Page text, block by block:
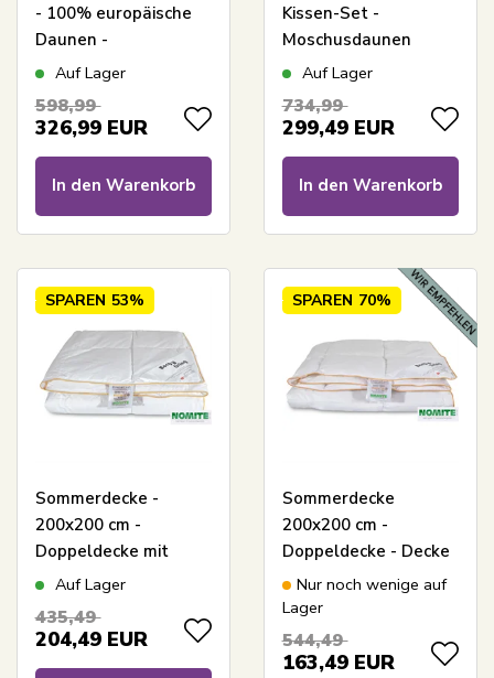
- 100% europäische
Daunen -
Winterdecke -
Dänemark
Auf Lager
598,99
326,99 EUR
In den Warenkorb
Kissen-Set -
Moschusdaunen
Sommerdecke -
200x200 cm + 2
Auf Lager
734,99
299,49 EUR
In den Warenkorb
SPAREN 53%
Sommerdecke -
200x200 cm -
Doppeldecke mit
100% Gänsedaunen -
Sommerdecke
Auf Lager
435,49
204,49 EUR
SPAREN 70%
Sommerdecke
200x200 cm -
Doppeldecke - Decke
mit Moschusdaunen -
Borg Living leichte
und luftige
Sommerdecke für
Nur noch wenige auf
Lager
544,49
163,49 EUR